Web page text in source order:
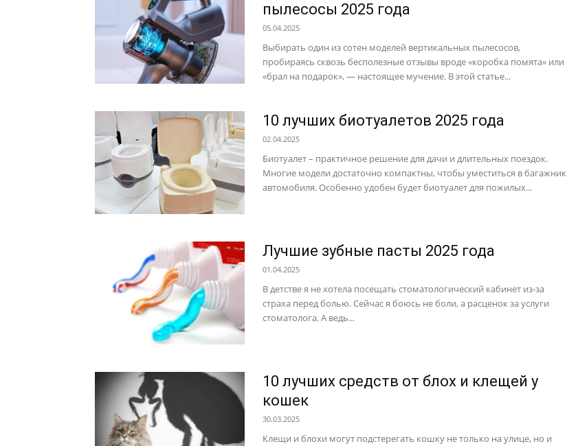
пылесосы 2025 года
05.04.2025
Выбирать один из сотен моделей вертикальных пылесосов,
пробираясь сквозь бесполезные отзывы вроде «коробка помята» или
«брал на подарок», — настоящее мучение. В этой статье...
10 лучших биотуалетов 2025 года
02.04.2025
Биотуалет – практичное решение для дачи и длительных поездок.
Многие модели достаточно компактны, чтобы уместиться в багажник
автомобиля. Особенно удобен будет биотуалет для пожилых...
Лучшие зубные пасты 2025 года
01.04.2025
В детстве я не хотела посещать стоматологический кабинет из-за
страха перед болью. Сейчас я боюсь не боли, а расценок за услуги
стоматолога. А ведь...
10 лучших средств от блох и клещей у
кошек
30.03.2025
Клещи и блохи могут подстерегать кошку не только на улице, но и